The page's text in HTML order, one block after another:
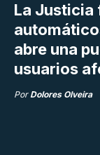
La Justicia
abre una
usuarios
Por Dolores Olveira